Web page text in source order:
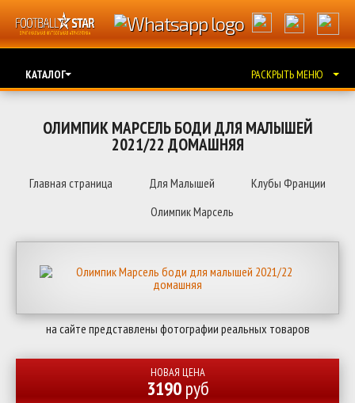
КАТАЛОГ РАСКРЫТЬ МЕНЮ
ОЛИМПИК МАРСЕЛЬ БОДИ ДЛЯ МАЛЫШЕЙ
2021/22 ДОМАШНЯЯ
Главная страница Для Малышей
Клубы Франции
Олимпик Марсель
на сайте представлены фотографии реальных товаров
НОВАЯ ЦЕНА
3190руб